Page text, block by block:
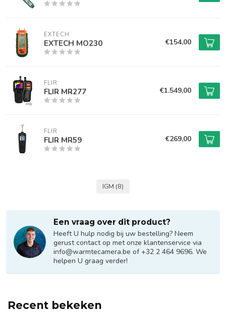
EXTECH
EXTECH MO230 €154,00
FLIR
FLIR MR277 €1.549,00
FLIR
FLIR MR59 €269,00
IGM (8)
Een vraag over dit product?
Heeft U hulp nodig bij uw bestelling? Neem
gerust contact op met onze klantenservice via
info@warmtecamera.be of +32 2 464 9696. We
helpen U graag verder!
Recent bekeken